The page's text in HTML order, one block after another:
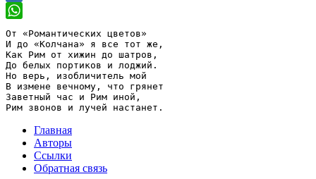
Mail.Ru
От «Романтических цветов»
И до «Колчана» я все тот же,
Как Рим от хижин до шатров,
До белых портиков и лоджий.
Но верь, изобличитель мой
В измене вечному, что грянет
Заветный час и Рим иной,
Главная
Авторы
Ссылки
Обратная связь